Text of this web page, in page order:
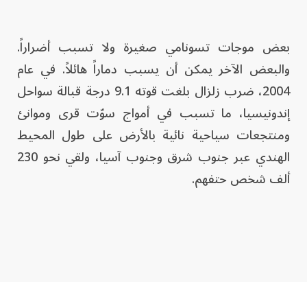
بعض موجات تسونامي صغيرة ولا تسبب أضراراً.
والبعض الآخر يمكن أن يسبب دماراً هائلاً. في عام
2004، ضرب زلزال بلغت قوته 9.1 درجة قبالة سواحل
إندونيسيا، ما تسبب في أمواج سوّت قرى وموانئ
ومنتجعات سياحية نائية بالأرض على طول المحيط
الهندي عبر جنوب شرق وجنوب آسيا، ولقي نحو 230
ألف شخص حتفهم.